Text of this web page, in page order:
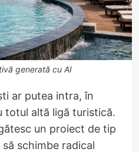
generată cu AI
ar putea intra, în
totul altă ligă turistică.
un proiect de tip
schimbe radical